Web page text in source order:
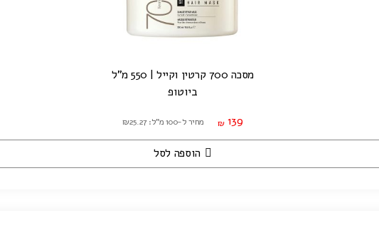
מסכה 700 קרטין וקייל | 550 מ"ל
ביוטופ
₪ 139 מחיר ל-100 מ"ל: ₪25.27
הוספה לסל